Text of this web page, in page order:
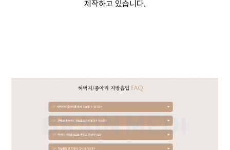
제작하고 있습니다.